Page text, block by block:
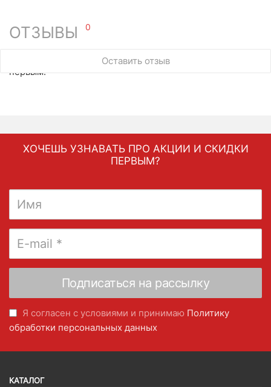
ОТЗЫВЫ 0
Оставить отзыв
У этого товара нет ни одного отзыва. Вы можете стать
первым.
ХОЧЕШЬ УЗНАВАТЬ ПРО АКЦИИ И СКИДКИ
ПЕРВЫМ?
Я согласен с условиями и принимаю Политику
обработки персональных данных
КАТАЛОГ